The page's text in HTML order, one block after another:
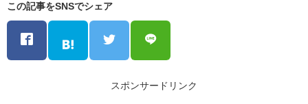
この記事をSNSでシェア
スポンサードリンク